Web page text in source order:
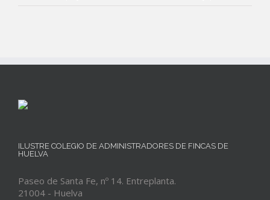
ILUSTRE COLEGIO DE ADMINISTRADORES DE FINCAS DE
HUELVA
Paseo de Santa Fe, nº 14. Entreplanta.
21004 - Huelva